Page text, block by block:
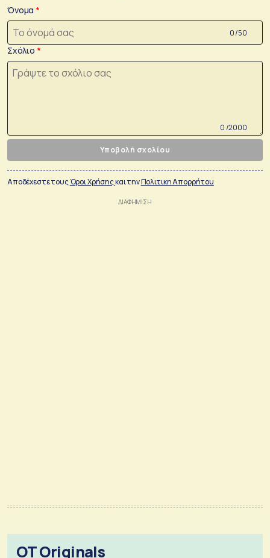
Όνομα
0 /50
Σχόλιο
0 /2000
Υποβολή σχολίου
Αποδέχεστε τουςΌροι Χρήσηςκαι τηνΠολιτικη Απορρήτου
OT Originals